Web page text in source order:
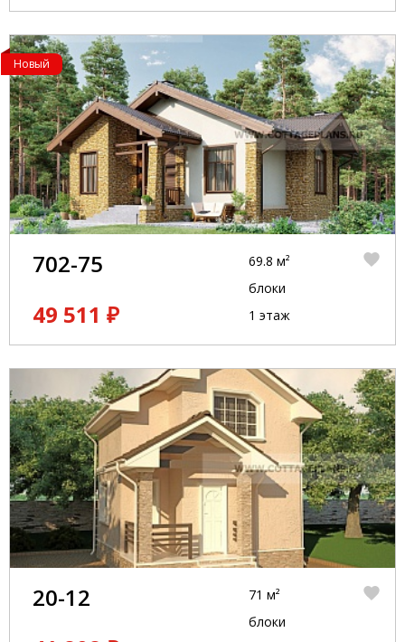
Новый
702-75
49 511 ₽
69.8 м²
блоки
1 этаж
20-12
71 м²
блоки